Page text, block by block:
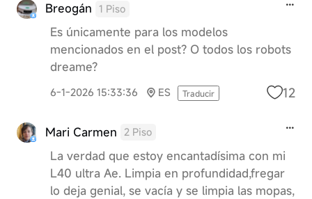
Breogán 1 Piso
Es únicamente para los modelos
mencionados en el post? O todos los robots
dreame?
6-1-2026 15:33:36 ES Traducir 12
Mari Carmen 2 Piso
La verdad que estoy encantadísima con mi
L40 ultra Ae. Limpia en profundidad,fregar
lo deja genial, se vacía y se limpia las mopas,